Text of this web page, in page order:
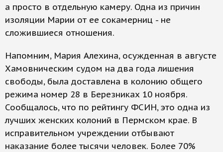
а просто в отдельную камеру. Одна из причин
изоляции Марии от ее сокамерниц - не
сложившиеся отношения.
Напомним, Мария Алехина, осужденная в августе
Хамовническим судом на два года лишения
свободы, была доставлена в колонию общего
режима номер 28 в Березниках 10 ноября.
Сообщалось, что по рейтингу ФСИН, это одна из
лучших женских колоний в Пермском крае. В
исправительном учреждении отбывают
наказание более тысячи человек. Более 70%